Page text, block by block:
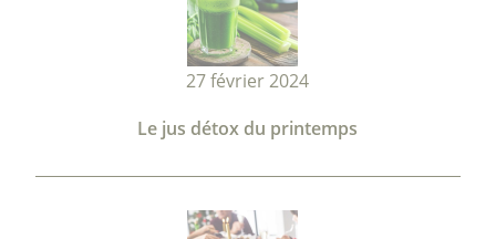
27 février 2024
Le jus détox du printemps